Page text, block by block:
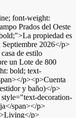
font-weight:
Prados del Oeste
propiedad es
2026</p>
de estilo
un Lote de 800
bold; text-
p><p>Cuenta
y baño)</p>
decoration-
span></p>
p>